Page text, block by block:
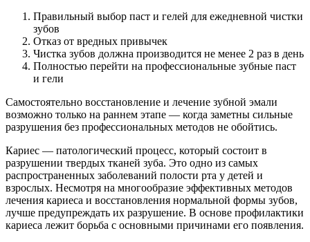
Правильный выбор паст и гелей для ежедневной чистки
зубов
Отказ от вредных привычек
Чистка зубов должна производится не менее 2 раз в день
Полностью перейти на профессиональные зубные паст
и гели
Самостоятельно восстановление и лечение зубной эмали
возможно только на раннем этапе — когда заметны сильные
разрушения без профессиональных методов не обойтись.
Кариес — патологический процесс, который состоит в
разрушении твердых тканей зуба. Это одно из самых
распространенных заболеваний полости рта у детей и
взрослых. Несмотря на многообразие эффективных методов
лечения кариеса и восстановления нормальной формы зубов,
лучше предупреждать их разрушение. В основе профилактики
кариеса лежит борьба с основными причинами его появления.